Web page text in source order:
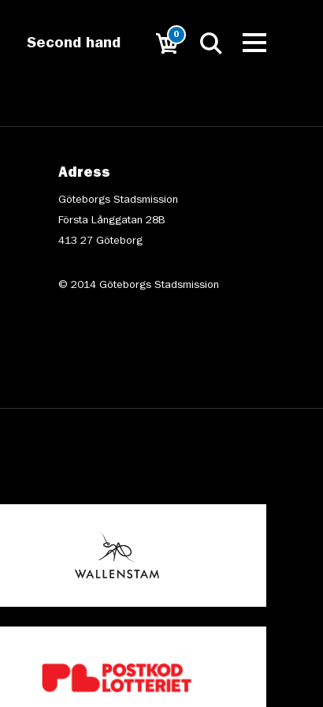
Second hand
0
Adress
Göteborgs Stadsmission
Första Långgatan 28B
413 27 Göteborg
© 2014 Göteborgs Stadsmission